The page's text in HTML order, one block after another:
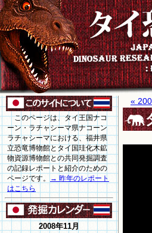
«
このページは、タイ王国ナコ
ーン・ラチャシーマ県ナコーン
ラチャシーマにおける、福井県
立恐竜博物館とタイ国珪化木鉱
物資源博物館との共同発掘調査
の記録レポートと紹介のための
ページです。
→ 昨年のレポート
はこちら
2008年11月